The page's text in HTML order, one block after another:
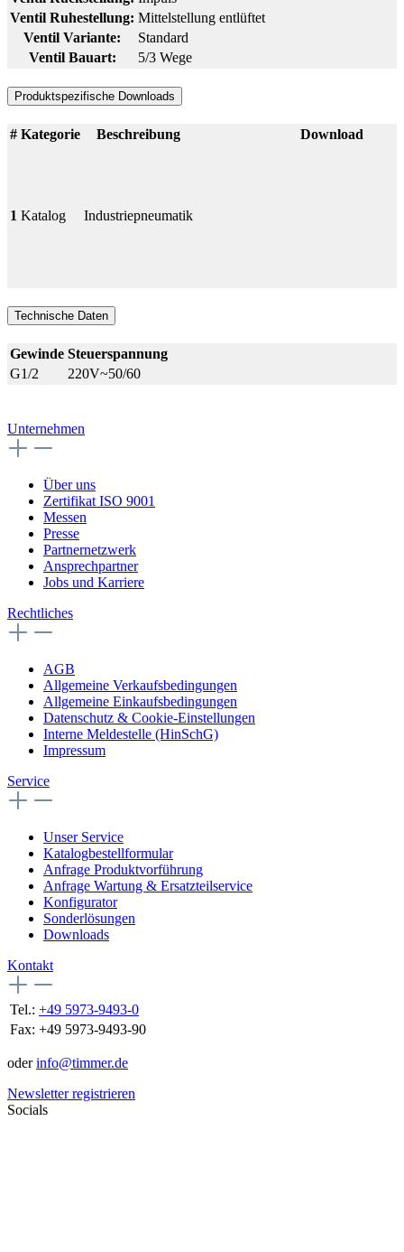
Ventil Ruhestellung: Mittelstellung entlüftet
Ventil Variante:
Standard
Ventil Bauart:
5/3 Wege
Produktspezifische Downloads
# Kategorie Beschreibung Download
1 Katalog Industriepneumatik
Technische Daten
Gewinde Steuerspannung
G1/2
220V~50/60
Unternehmen
Über uns
Zertifikat ISO 9001
Messen
Presse
Partnernetzwerk
Ansprechpartner
Jobs und Karriere
Rechtliches
AGB
Allgemeine Verkaufsbedingungen
Allgemeine Einkaufsbedingungen
Datenschutz & Cookie-Einstellungen
Interne Meldestelle (HinSchG)
Impressum
Service
Unser Service
Katalogbestellformular
Anfrage Produktvorführung
Anfrage Wartung & Ersatzteilservice
Konfigurator
Sonderlösungen
Downloads
Kontakt
Tel.: +49 5973-9493-0
Fax: +49 5973-9493-90
oderinfo@timmer.de
Newsletter registrieren
Socials